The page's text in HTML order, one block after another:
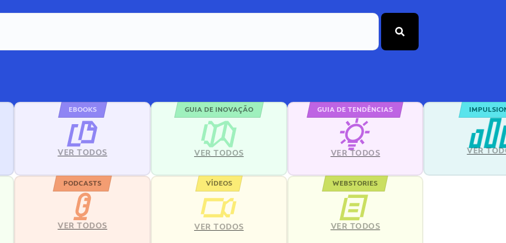
EBOOKS
VER TODOS
GUIA DE INOVAÇÃO
VER TODOS
GUIA DE TENDÊNCIAS
VER TODOS VER
PODCASTS
VER TODOS
VÍDEOS
VER TODOS
WEBSTORIES
VER TODOS